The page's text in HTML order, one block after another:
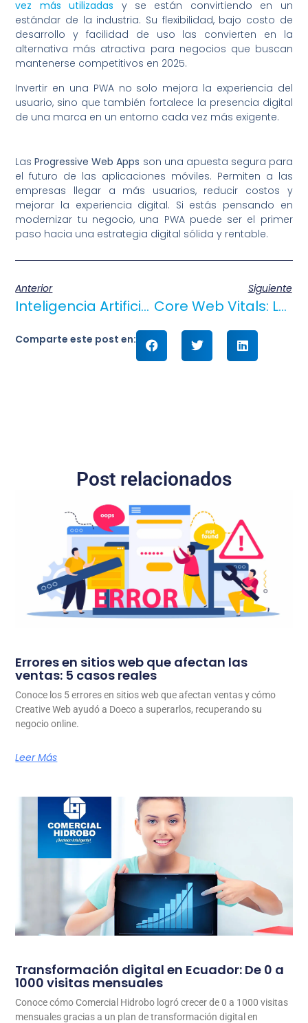
vez más utilizadas y se están convirtiendo en un
estándar de la industria. Su flexibilidad, bajo costo de
desarrollo y facilidad de uso las convierten en la
alternativa más atractiva para negocios que buscan
mantenerse competitivos en 2025.
Invertir en una PWA no solo mejora la experiencia del
usuario, sino que también fortalece la presencia digital
de una marca en un entorno cada vez más exigente.
LasProgressive Web Apps son una apuesta segura para
el futuro de las aplicaciones móviles. Permiten a las
empresas llegar a más usuarios, reducir costos y
mejorar la experiencia digital. Si estás pensando en
modernizar tu negocio, una PWA puede ser el primer
paso hacia una estrategia digital sólida y rentable.
Anterior
Inteligencia Artificial En Sitios Web: 5 Formas De Implementarla
Siguiente
Core Web Vitals: Los Nuevos Factores De Ranking En 2025
Comparte este post en:
Post relacionados
Errores en sitios web que afectan las
ventas: 5 casos reales
Conoce los 5 errores en sitios web que afectan ventas y cómo
Creative Web ayudó a Doeco a superarlos, recuperando su
negocio online.
Leer Más
Transformación digital en Ecuador: De 0 a
1000 visitas mensuales
Conoce cómo Comercial Hidrobo logró crecer de 0 a 1000 visitas
mensuales gracias a un plan de transformación digital en